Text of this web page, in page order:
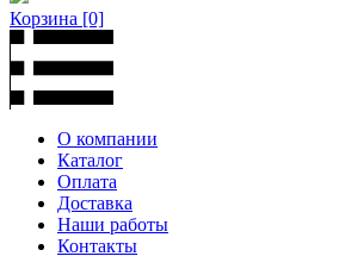
Корзина [0]
О компании
Каталог
Оплата
Доставка
Наши работы
Контакты